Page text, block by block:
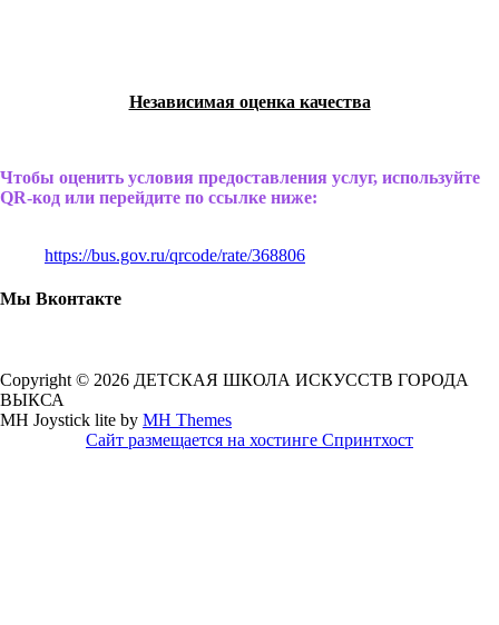
Независимая оценка качества
Чтобы оценить условия предоставления услуг, используйте
QR-код или перейдите по ссылке ниже:
https://bus.gov.ru/qrcode/rate/368806
Мы Вконтакте
Copyright © 2026 ДЕТСКАЯ ШКОЛА ИСКУССТВ ГОРОДА
ВЫКСА
MH Joystick lite by MH Themes
Сайт размещается на хостинге Спринтхост